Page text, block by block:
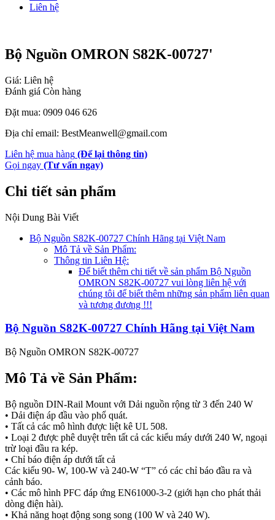
Liên hệ
Bộ Nguồn OMRON S82K-00727'
Giá: Liên hệ
Đánh giá Còn hàng
Đặt mua: 0909 046 626
Địa chỉ email: BestMeanwell@gmail.com
Liên hệ mua hàng (Để lại thông tin)
Gọi ngay (Tư vấn ngay)
Chi tiết sản phẩm
Nội Dung Bài Viết
Bộ Nguồn S82K-00727 Chính Hãng tại Việt Nam
Mô Tả về Sản Phẩm:
Thông tin Liên Hệ:
Để biết thêm chi tiết về sản phẩm Bộ Nguồn
OMRON S82K-00727 vui lòng liên hệ với
chúng tôi để biết thêm những sản phẩm liên quan
và tương đương !!!
Bộ Nguồn S82K-00727 Chính Hãng tại Việt Nam
Bộ Nguồn OMRON S82K-00727
Mô Tả về Sản Phẩm:
Bộ nguồn DIN-Rail Mount với Dải nguồn rộng từ 3 đến 240 W
• Dải điện áp đầu vào phổ quát.
• Tất cả các mô hình được liệt kê UL 508.
• Loại 2 được phê duyệt trên tất cả các kiểu máy dưới 240 W, ngoại
trừ loại đầu ra kép.
• Chỉ báo điện áp dưới tất cả
Các kiểu 90- W, 100-W và 240-W “T” có các chỉ báo đầu ra và
cảnh báo.
• Các mô hình PFC đáp ứng EN61000-3-2 (giới hạn cho phát thải
dòng điện hài).
• Khả năng hoạt động song song (100 W và 240 W).